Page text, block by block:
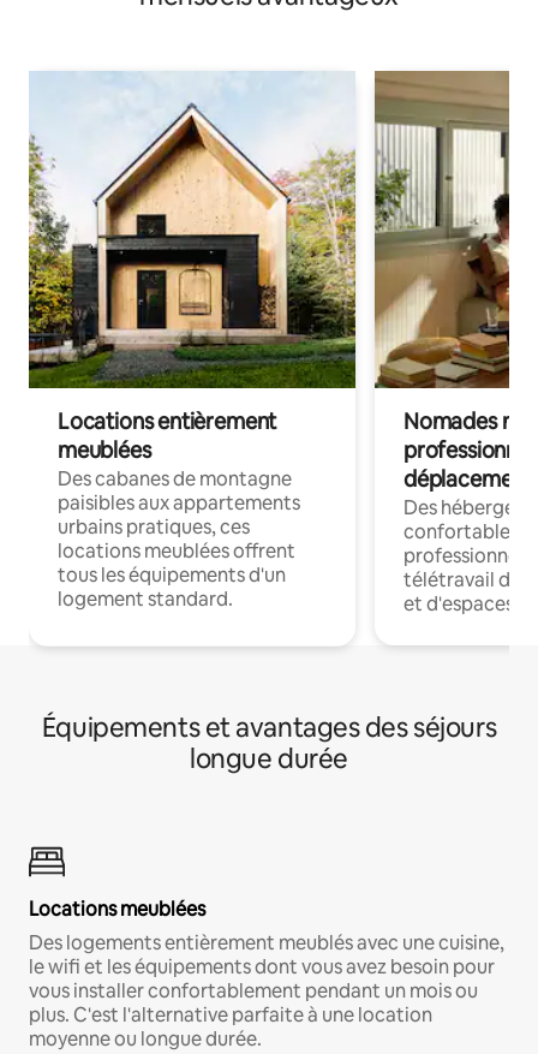
Locations entièrement
meublées
Des cabanes de montagne
paisibles aux appartements
urbains pratiques, ces
locations meublées offrent
tous les équipements d'un
logement standard.
Nomades
déplacement
Des
confortables
professionnels
télétravail
et d'espaces
Équipements et avantages des séjours
longue durée
Locations meublées
Des logements entièrement meublés avec une cuisine,
le wifi et les équipements dont vous avez besoin pour
vous installer confortablement pendant un mois ou
plus. C'est l'alternative parfaite à une location
moyenne ou longue durée.